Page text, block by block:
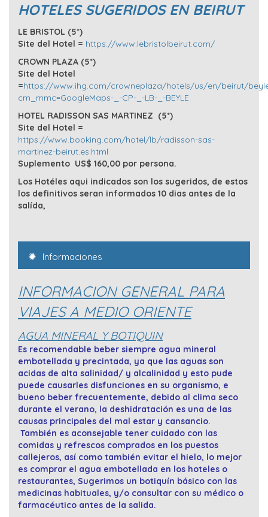
HOTELES SUGERIDOS EN BEIRUT
LE BRISTOL (5*)
Site del Hotel = https://www.lebristolbeirut.com/
CROWN PLAZA (5*)
Site del Hotel
=https://www.ihg.com/crowneplaza/hotels/us/en/beirut/
cm_mmc=GoogleMaps-_-CP-_-LB-_-BEYLE
HOTEL RADISSON SAS MARTINEZ (5*)
Site del Hotel =
https://www.booking.com/hotel/lb/radisson-sas-
martinez-beirut.es.html
Suplemento US$ 160,00 por persona.
Los Hotéles aqui indicados son los sugeridos, de estos
los definitivos seran informados 10 dias antes de la
salída,
Informaciones
INFORMACION GENERAL PARA
VIAJES A MEDIO ORIENTE
AGUA MINERAL Y BOTIQUIN
Es recomendable beber siempre agua mineral
embotellada y precintada, ya que las aguas son
acidas de alta salinidad/ y alcalinidad y esto pude
puede causarles disfunciones en su organismo, e
bueno beber frecuentemente, debido al clima seco
durante el verano, la deshidratación es una de las
causas principales del mal estar y cansancio.
También es aconsejable tener cuidado con las
comidas y refrescos comprados en los puestos
callejeros, así como también evitar el hielo, lo mejor
es comprar el agua embotellada en los hoteles o
restaurantes, Sugerimos un botiquín básico con las
medicinas habituales, y/o consultar con su médico o
farmacéutico antes de la salida.